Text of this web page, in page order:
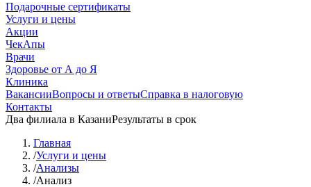
Подарочные сертификаты
Услуги и цены
Акции
ЧекАпы
Врачи
Здоровье от А до Я
Клиника
ВакансииВопросы и ответыСправка в налоговую
Контакты
Два филиала в КазаниРезультаты в срок
Главная
/Услуги и цены
/Анализы
/Анализ